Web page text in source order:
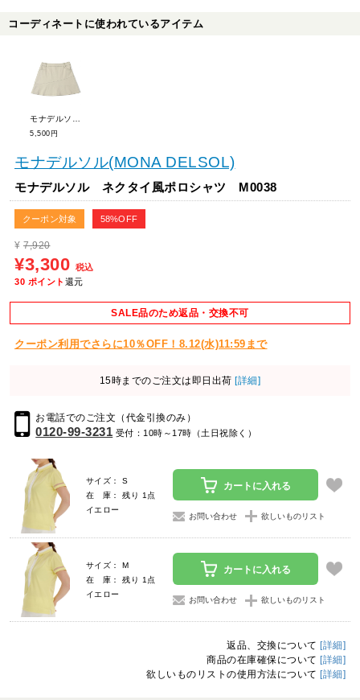
コーディネートに使われているアイテム
5,500円
モナデルソル(MONA DELSOL)
モナデルソル ネクタイ風ポロシャツ M0038
クーポン対象 58%OFF
¥ 7,920
¥3,300 税込
30 ポイント 還元
SALE品のため返品・交換不可
クーポン利用でさらに10％OFF！8.12(水)11:59まで
15時までのご注文は即日出荷 [詳細]
お電話でのご注文（代金引換のみ）
0120-99-3231 受付：10時～17時（土日祝除く）
サイズ： S
在 庫： 残り 1点
イエロー
カートに入れる
お問い合わせ 欲しいものリスト
サイズ： M
在 庫： 残り 1点
イエロー
カートに入れる
お問い合わせ 欲しいものリスト
返品、交換について [詳細]
商品の在庫確保について [詳細]
欲しいものリストの使用方法について [詳細]